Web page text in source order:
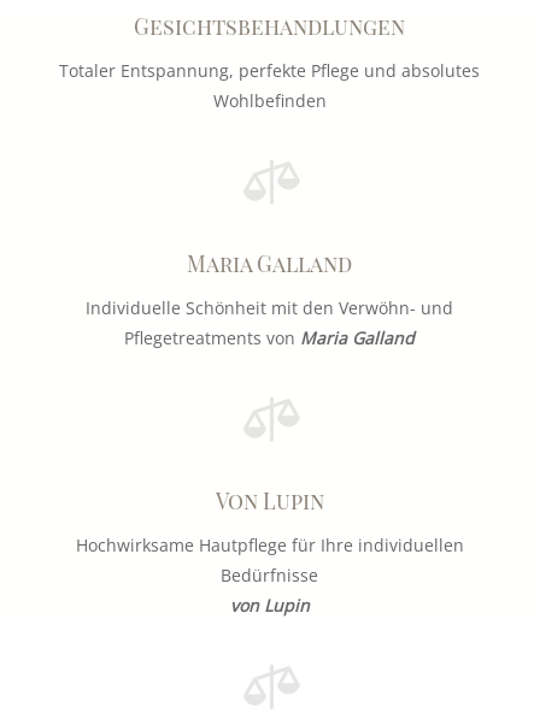
Gesichtsbehandlungen
Totaler Entspannung, perfekte Pflege und absolutes
Wohlbefinden

Maria Galland
Individuelle Schönheit mit den Verwöhn- und
Pflegetreatments von Maria Galland

Von Lupin
Hochwirksame Hautpflege für Ihre individuellen
Bedürfnisse
von Lupin
